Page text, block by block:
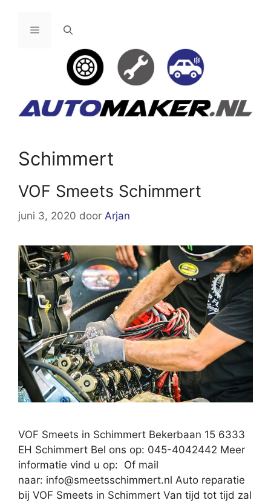
Menu
Schimmert
VOF Smeets Schimmert
juni 3, 2020 door Arjan
VOF Smeets in Schimmert Bekerbaan 15 6333
EH Schimmert Bel ons op: 045-4042442 Meer
informatie vind u op: Of mail
naar: info@smeetsschimmert.nl Auto reparatie
bij VOF Smeets in Schimmert Van tijd tot tijd zal